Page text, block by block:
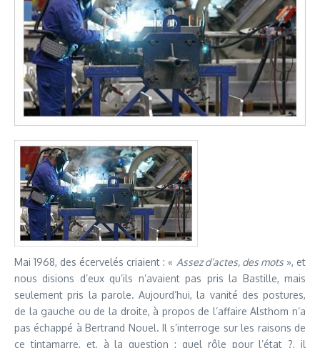
Mai 1968, des écervelés criaient : « Assez d’actes, des mots», et
nous disions d’eux qu’ils n’avaient pas pris la Bastille, mais
seulement pris la parole. Aujourd’hui, la vanité des postures,
de la gauche ou de la droite, à propos de l’affaire Alsthom n’a
pas échappé à Bertrand Nouel. Il s’interroge sur les raisons de
ce tintamarre, et, à la question : quel rôle pour l’état ?, il